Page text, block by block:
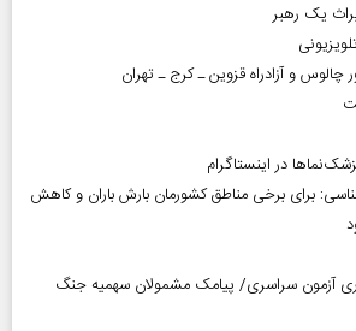
یک رهبر
و آزادراه قزوین ـ کرج ـ تهران
در اینستاگرام
برای برخی مناطق کشورمان بارش باران و کاهش
آزمون سراسری/ پیامک مشمولان سهمیه جنگ